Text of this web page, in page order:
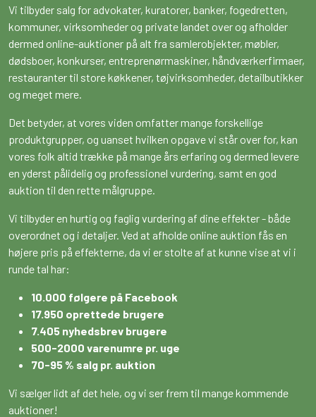
Vi tilbyder salg for advokater, kuratorer, banker, fogedretten,
kommuner, virksomheder og private landet over og afholder
dermed online-auktioner på alt fra samlerobjekter, møbler,
dødsboer, konkurser, entreprenørmaskiner, håndværkerfirmaer,
restauranter til store køkkener, tøjvirksomheder, detailbutikker
og meget mere.
Det betyder, at vores viden omfatter mange forskellige
produktgrupper, og uanset hvilken opgave vi står over for, kan
vores folk altid trække på mange års erfaring og dermed levere
en yderst pålidelig og professionel vurdering, samt en god
auktion til den rette målgruppe.
Vi tilbyder en hurtig og faglig vurdering af dine effekter - både
overordnet og i detaljer. Ved at afholde online auktion fås en
højere pris på effekterne, da vi er stolte af at kunne vise at vi i
runde tal har:
10.000 følgere på Facebook
17.950 oprettede brugere
7.405 nyhedsbrev brugere
500-2000 varenumre pr. uge
70-95 % salg pr. auktion
Vi sælger lidt af det hele, og vi ser frem til mange kommende
auktioner!